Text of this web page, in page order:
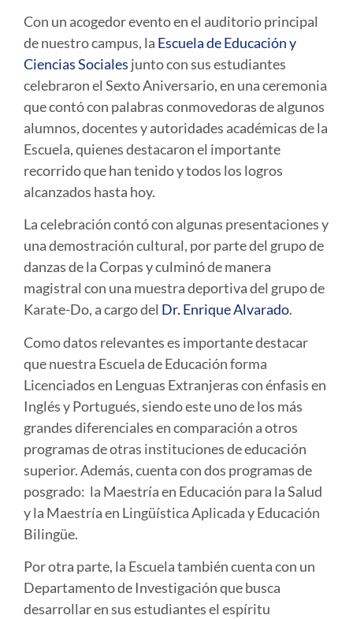
Con un acogedor evento en el auditorio principal
de nuestro campus, la Escuela de Educación y
Ciencias Sociales junto con sus estudiantes
celebraron el Sexto Aniversario, en una ceremonia
que contó con palabras conmovedoras de algunos
alumnos, docentes y autoridades académicas de la
Escuela, quienes destacaron el importante
recorrido que han tenido y todos los logros
alcanzados hasta hoy.
La celebración contó con algunas presentaciones y
una demostración cultural, por parte del grupo de
danzas de la Corpas y culminó de manera
magistral con una muestra deportiva del grupo de
Karate-Do, a cargo del Dr. Enrique Alvarado.
Como datos relevantes es importante destacar
que nuestra Escuela de Educación forma
Licenciados en Lenguas Extranjeras con énfasis en
Inglés y Portugués, siendo este uno de los más
grandes diferenciales en comparación a otros
programas de otras instituciones de educación
superior. Además, cuenta con dos programas de
posgrado: la Maestría en Educación para la Salud
y la Maestría en Lingüística Aplicada y Educación
Bilingüe.
Por otra parte, la Escuela también cuenta con un
Departamento de Investigación que busca
desarrollar en sus estudiantes el espíritu